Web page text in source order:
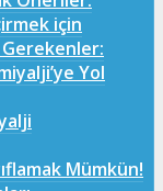
için
Gerekenler:
Yol
Mümkün!